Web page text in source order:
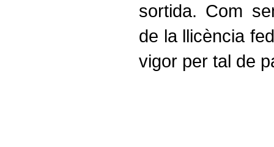
sortida. Com
de la llicència
vigor per tal de